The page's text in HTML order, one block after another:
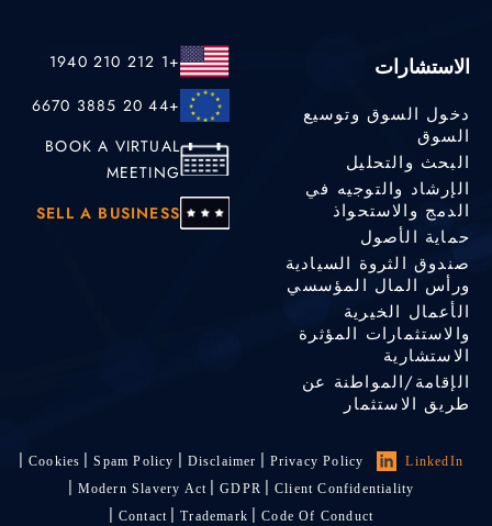
الاستشارات
دخول السوق وتوسيع
السوق
البحث والتحليل
الإرشاد والتوجيه في
الدمج والاستحواذ
حماية الأصول
صندوق الثروة السيادية
ورأس المال المؤسسي
الأعمال الخيرية
والاستثمارات المؤثرة
الاستشارية
الإقامة/المواطنة عن
طريق الاستثمار
+1 212 210 1940
+44 20 3885 6670
BOOK A VIRTUAL
MEETING
SELL A BUSINESS
LinkedIn
Privacy Policy
Disclaimer
Spam Policy
Cookies
Client Confidentiality
GDPR
Modern Slavery Act
Code Of Conduct
Trademark
Contact